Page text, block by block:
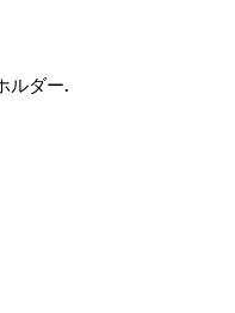
ルダー.